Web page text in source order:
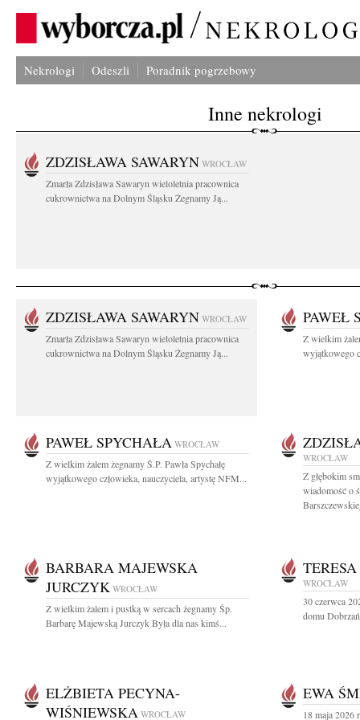
Nekrologi Odeszli Poradnik pogrzebowy
Inne nekrologi
ZDZISŁAWA SAWARYN WROCŁAW
Zmarła Zdzisława Sawaryn wieloletnia pracownica
cukrownictwa na Dolnym Śląsku Żegnamy Ją...
ZDZISŁAWA SAWARYN WROCŁAW
Zmarła Zdzisława Sawaryn wieloletnia pracownica
cukrownictwa na Dolnym Śląsku Żegnamy Ją...
PAWEŁ
Z wielkim
wyjątkowego
PAWEŁ SPYCHAŁA WROCŁAW
Z wielkim żalem żegnamy Ś.P. Pawła Spychałę
wyjątkowego człowieka, nauczyciela, artystę NFM...
WROCŁAW
Z głębokim
wiadomość o
BARBARA MAJEWSKA
JURCZYK WROCŁAW
Z wielkim żalem i pustką w sercach żegnamy Śp.
Barbarę Majewską Jurczyk Była dla nas kimś...
WROCŁAW
30 czerwca
domu
ELŻBIETA PECYNA-
WIŚNIEWSKA WROCŁAW
EWA
18 maja 2026